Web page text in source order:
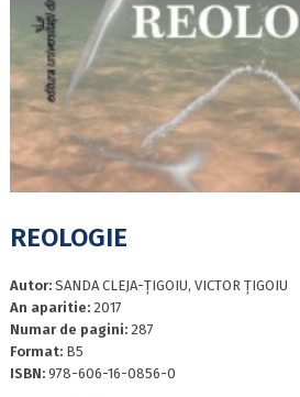
REOLOGIE
Autor: SANDA CLEJA-ŢIGOIU, VICTOR ŢIGOIU
An aparitie: 2017
Numar de pagini: 287
Format: B5
ISBN: 978-606-16-0856-0